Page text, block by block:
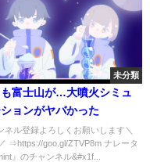
未分類
も富士山が…大噴火シミュ
ョンがヤバかった
ネル登録よろしくお願いします＼
⇒https://goo.gl/ZTVP8m ナレータ
』のチャンネル&#x1f...